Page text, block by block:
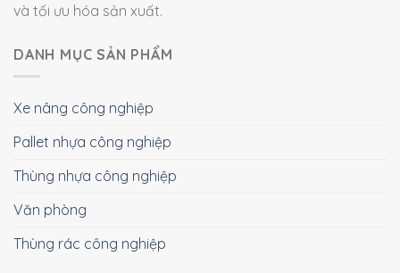
và tối ưu hóa sản xuất.
DANH MỤC SẢN PHẨM
Xe nâng công nghiệp
Pallet nhựa công nghiệp
Thùng nhựa công nghiệp
Văn phòng
Thùng rác công nghiệp